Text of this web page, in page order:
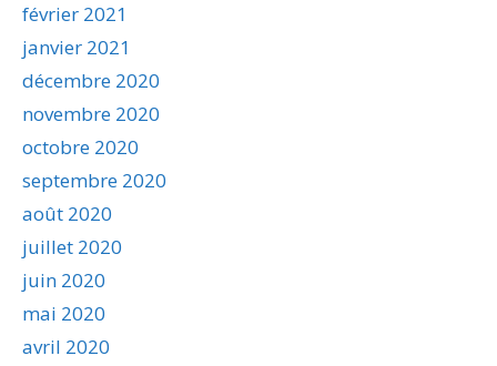
février 2021
janvier 2021
décembre 2020
novembre 2020
octobre 2020
septembre 2020
août 2020
juillet 2020
juin 2020
mai 2020
avril 2020